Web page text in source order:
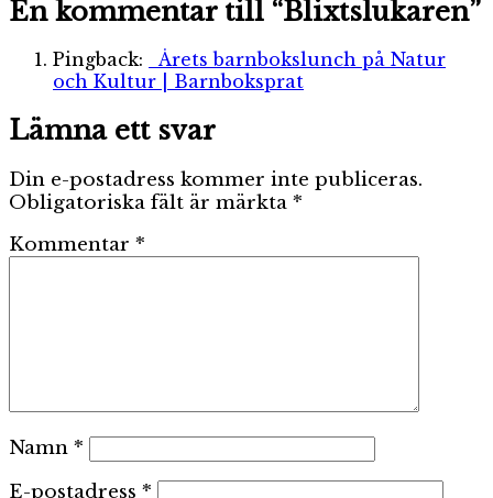
En kommentar till “Blixtslukaren”
Pingback:
Årets barnbokslunch på Natur
och Kultur | Barnboksprat
Lämna ett svar
Din e-postadress kommer inte publiceras.
Obligatoriska fält är märkta *
Kommentar *
Namn *
E-postadress *